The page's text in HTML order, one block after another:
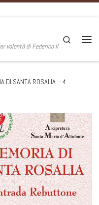
volontà di Federico II
Search
DI SANTA ROSALIA – 4